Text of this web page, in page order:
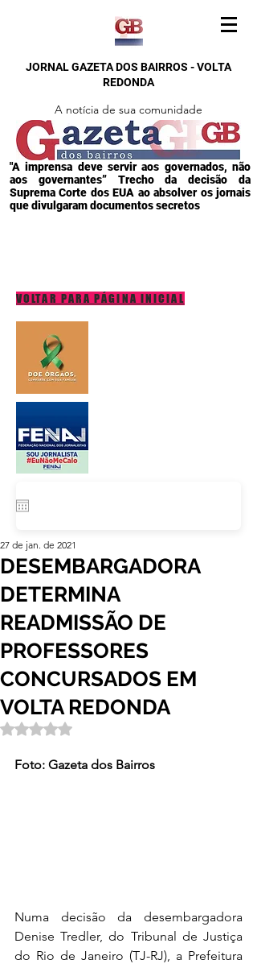
JORNAL GAZETA DOS BAIRROS - VOLTA
REDONDA
A notícia de sua comunidade
"A imprensa deve servir aos governados, não
aos governantes” Trecho da decisão da
Suprema Corte dos EUA ao absolver os jornais
que divulgaram documentos secretos
VOLTAR PARA PÁGINA INICIAL
DESEMBARGADORA
DETERMINA
READMISSÃO DE
PROFESSORES
CONCURSADOS EM
VOLTA REDONDA
27 de jan. de 2021
Avaliado com NaN de 5 estrelas.
Foto: Gazeta dos Bairros
Numa decisão da desembargadora
Denise Tredler, do Tribunal de Justiça
do Rio de Janeiro (TJ-RJ), a Prefeitura